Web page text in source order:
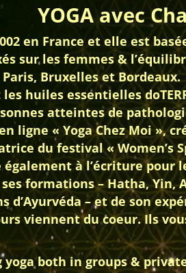
YOGA avec
en France et elle est
sur les femmes &
Paris, Bruxelles et
huiles essentielles
atteintes de
ligne « Yoga Chez Moi »,
du festival «
à l’écriture pour
formations – Hatha,
d’Ayurvéda – et de son
viennent du coeur. Ils
both in groups &